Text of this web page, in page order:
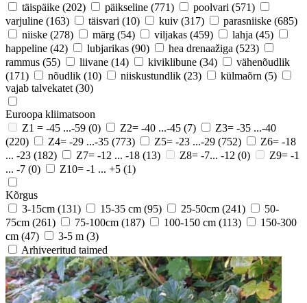
täispäike (202) päikseline (771) poolvari (571)
varjuline (163) täisvari (10) kuiv (317) parasniiske (685)
niiske (278) märg (54) viljakas (459) lahja (45)
happeline (42) lubjarikas (90) hea drenaažiga (523)
rammus (55) liivane (14) kiviklibune (34)
vähenõudlik
(171)
nõudlik (10) niiskustundlik (23) külmaõrn (5)
vajab talvekatet (30)
Euroopa kliimatsoon
Z1 = -45 ...-59 (0) Z2= -40 ...-45 (7)
Z3= -35 ...-40
(220)
Z4= -29 ...-35 (773) Z5= -23 ...-29 (752)
Z6= -18
... -23 (182) Z7= -12 ... -18 (13) Z8= -7... -12 (0)
Z9= -1
... -7 (0) Z10= -1 ... +5 (1)
Kõrgus
3-15cm (131) 15-35 cm (95) 25-50cm (241)
50-
75cm (261) 75-100cm (187) 100-150 cm (113)
150-300
cm (47) 3-5 m (3)
Arhiveeritud taimed